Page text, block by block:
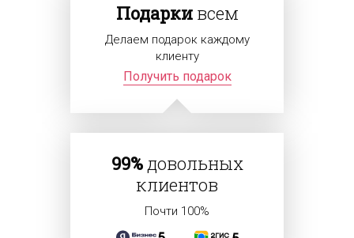
Подаркивсем
Делаем подарок каждому
клиенту
Получить подарок
99%довольных
клиентов
Почти 100%